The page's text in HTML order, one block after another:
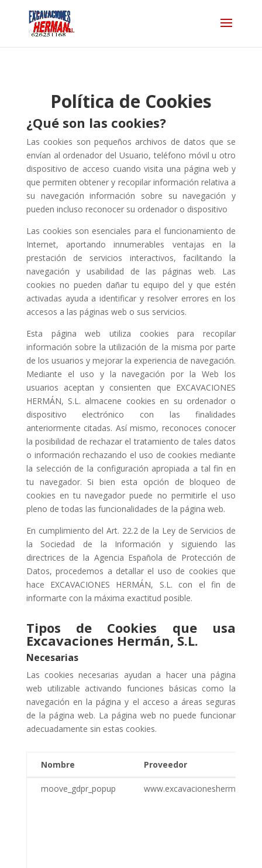
Política de Cookies
¿Qué son las cookies?
Las cookies son pequeños archivos de datos que se
envían al ordenador del Usuario, teléfono móvil u otro
dispositivo de acceso cuando visita una página web y
que permiten obtener y recopilar información relativa a
su navegación información sobre su navegación y
pueden incluso reconocer su ordenador o dispositivo
Las cookies son esenciales para el funcionamiento de
Internet, aportando innumerables ventajas en la
prestación de servicios interactivos, facilitando la
navegación y usabilidad de las páginas web. Las
cookies no pueden dañar tu equipo del y que estén
activadas ayuda a identificar y resolver errores en los
accesos a las páginas web o sus servicios.
Esta página web utiliza cookies para recopilar
información sobre la utilización de la misma por parte
de los usuarios y mejorar la experiencia de navegación.
Mediante el uso y la navegación por la Web los
usuarios aceptan y consienten que EXCAVACIONES
HERMÁN, S.L. almacene cookies en su ordenador o
dispositivo electrónico con las finalidades
anteriormente citadas. Así mismo, reconoces conocer
la posibilidad de rechazar el tratamiento de tales datos
o información rechazando el uso de cookies mediante
la selección de la configuración apropiada a tal fin en
tu navegador. Si bien esta opción de bloqueo de
cookies en tu navegador puede no permitirle el uso
pleno de todas las funcionalidades de la página web.
En cumplimiento del Art. 22.2 de la Ley de Servicios de
la Sociedad de la Información y siguiendo las
directrices de la Agencia Española de Protección de
Datos, procedemos a detallar el uso de cookies que
hace EXCAVACIONES HERMÁN, S.L. con el fin de
informarte con la máxima exactitud posible.
Tipos de Cookies que usa
Excavaciones Hermán, S.L.
Necesarias
Las cookies necesarias ayudan a hacer una página
web utilizable activando funciones básicas como la
navegación en la página y el acceso a áreas seguras
de la página web. La página web no puede funcionar
adecuadamente sin estas cookies.
Nombre
Proveedor
Nombre
Proveedor
moove_gdpr_popup www.excavacionesherman.es